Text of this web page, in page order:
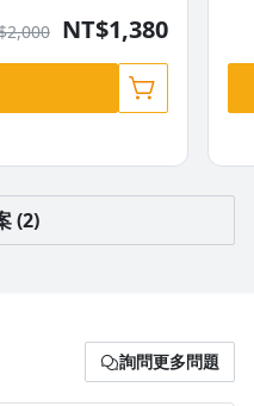
心靈的框架與限制】
實的嗎？
的心靈訓練】
NT$1,380
(2)
詢問更多問題